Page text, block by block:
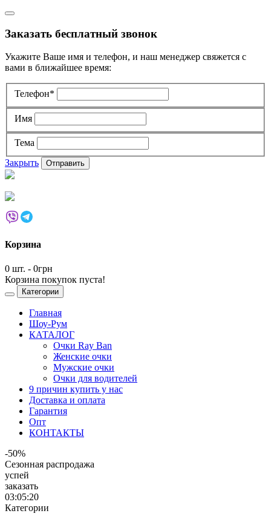
Заказать бесплатный звонок
Укажите Ваше имя и телефон, и наш менеджер свяжется с
вами в ближайшее время:
Телефон*
Имя
Тема
Закрыть
Корзина
0 шт. - 0грн
Корзина покупок пуста!
Категории
Главная
Шоу-Рум
КАТАЛОГ
Очки Ray Ban
Женские очки
Мужские очки
Очки для водителей
9 причин купить у нас
Доставка и оплата
Гарантия
Опт
КОНТАКТЫ
-50%
Сезонная распродажа
успей
заказать
03:05:20
Категории